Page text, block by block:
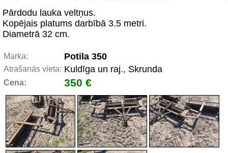
Pārdodu lauka veltņus.
Kopējais platums darbībā 3.5 metri.
Diametrā 32 cm.
Marka: Potila 350
Atrašanās vieta: Kuldīga un raj., Skrunda
Cena: 350 €